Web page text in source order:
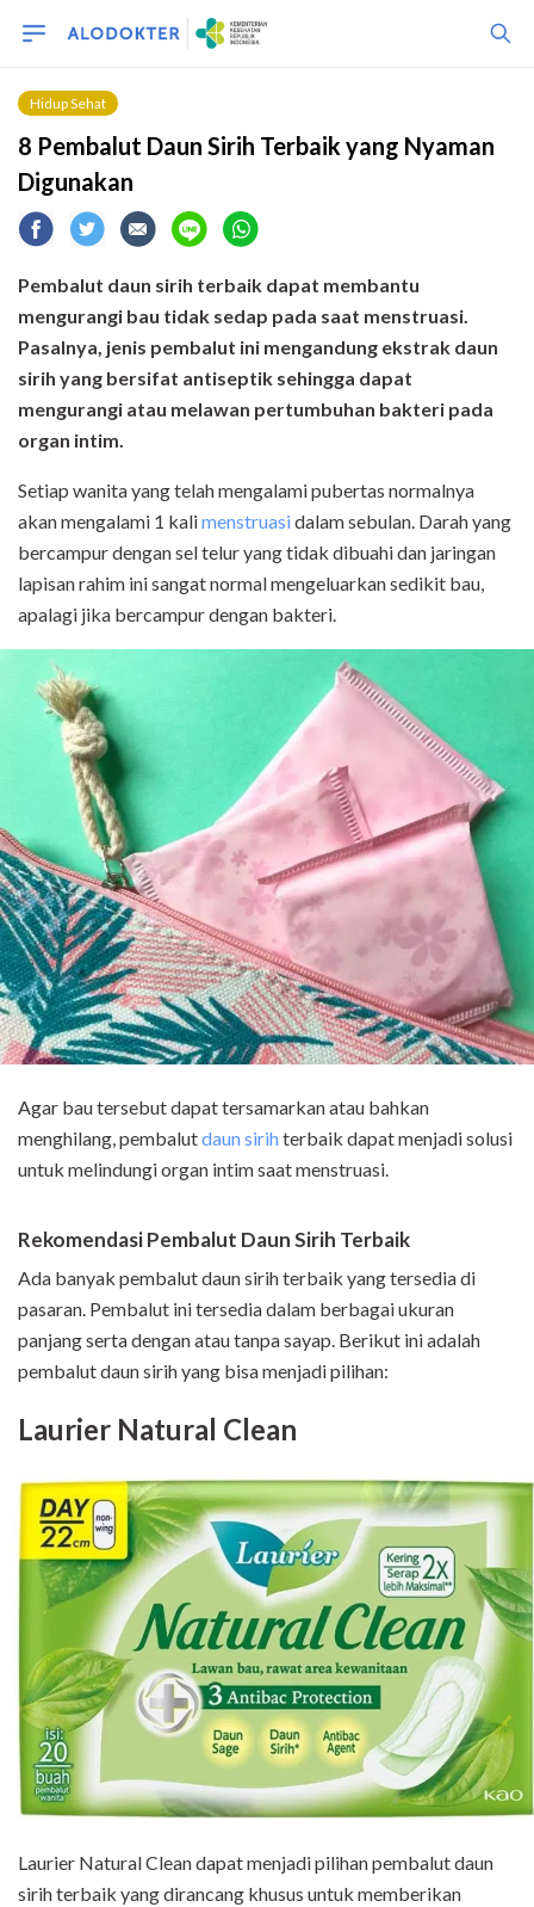
Hidup Sehat
8 Pembalut Daun Sirih Terbaik yang Nyaman
Digunakan
Pembalut daun sirih terbaik dapat membantu
mengurangi bau tidak sedap pada saat menstruasi.
Pasalnya, jenis pembalut ini mengandung ekstrak daun
sirih yang bersifat antiseptik sehingga dapat
mengurangi atau melawan pertumbuhan bakteri pada
organ intim.
Setiap wanita yang telah mengalami pubertas normalnya
akan mengalami 1 kalimenstruasidalam sebulan. Darah yang
bercampur dengan sel telur yang tidak dibuahi dan jaringan
lapisan rahim ini sangat normal mengeluarkan sedikit bau,
apalagi jika bercampur dengan bakteri.
Agar bau tersebut dapat tersamarkan atau bahkan
menghilang, pembalutdaun sirihterbaik dapat menjadi solusi
untuk melindungi organ intim saat menstruasi.
Rekomendasi Pembalut Daun Sirih Terbaik
Ada banyak pembalut daun sirih terbaik yang tersedia di
pasaran. Pembalut ini tersedia dalam berbagai ukuran
panjang serta dengan atau tanpa sayap. Berikut ini adalah
pembalut daun sirih yang bisa menjadi pilihan:
Laurier Natural Clean
Laurier Natural Clean dapat menjadi pilihan pembalut daun
sirih terbaik yang dirancang khusus untuk memberikan